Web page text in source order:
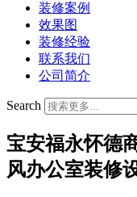
装修案例
效果图
装修经验
联系我们
公司简介
Search
宝安福永怀德
风办公室装修